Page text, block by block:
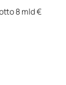
8 mld €